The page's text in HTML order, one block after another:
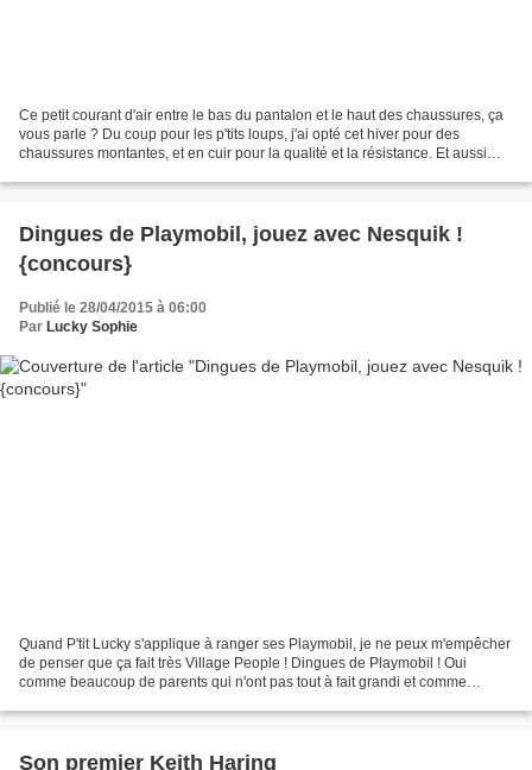
Ce petit courant d'air entre le bas du pantalon et le haut des chaussures, ça
vous parle ? Du coup pour les p'tits loups, j'ai opté cet hiver pour des
chaussures montantes, et en cuir pour la qualité et la résistance. Et aussi
Dingues de Playmobil, jouez avec Nesquik !
{concours}
Publié le 28/04/2015 à 06:00
Par Lucky Sophie
Quand P'tit Lucky s'applique à ranger ses Playmobil, je ne peux m'empêcher
de penser que ça fait très Village People ! Dingues de Playmobil ! Oui
comme beaucoup de parents qui n'ont pas tout à fait grandi et comme
Son premier Keith Haring